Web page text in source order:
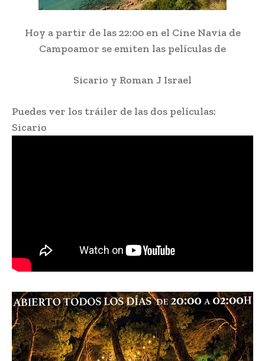
Hoy a partir de las 22:00 en el Cine Navia de
Campoamor se emiten las películas de
Sicario y Roman J Israel
Puedes ver los tráiler de las dos películas:
Sicario